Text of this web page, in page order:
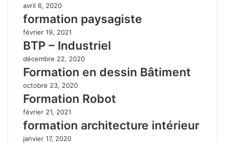
avril 6, 2020
formation paysagiste
février 19, 2021
BTP – Industriel
décembre 22, 2020
Formation en dessin Bâtiment
octobre 23, 2020
Formation Robot
février 21, 2021
formation architecture intérieur
janvier 17, 2020